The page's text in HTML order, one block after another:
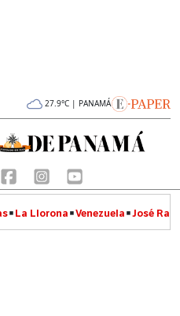
27.9°C | PANAMÁ
La Llorona Venezuela José